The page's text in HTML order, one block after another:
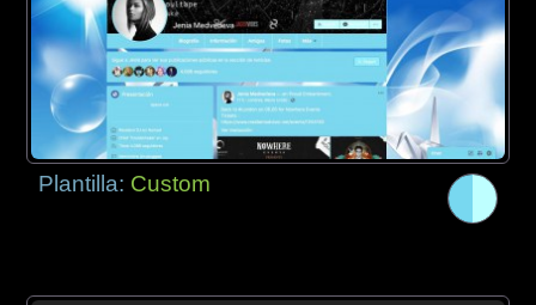
Plantilla: Custom